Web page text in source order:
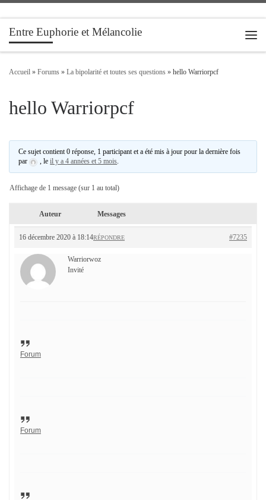
Passer au contenu
Entre Euphorie et Mélancolie
Accueil » Forums » La bipolarité et toutes ses questions » hello Warriorpcf
hello Warriorpcf
Ce sujet contient 0 réponse, 1 participant et a été mis à jour pour la dernière fois
par
, leil y a 4 années et 5 mois.
Affichage de 1 message (sur 1 au total)
Auteur Messages
16 décembre 2020 à 18:14 #7235
RÉPONDRE
Warriorwoz
Invité
Forum
Forum